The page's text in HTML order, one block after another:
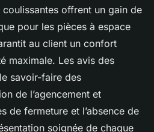
offrent un gain de
pour les pièces à espace
au client un confort
maximale. Les avis des
savoir-faire des
de l’agencement et
de fermeture et l’absence de
soignée de chaque